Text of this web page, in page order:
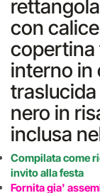
con
copertina
interno in
nero in
inclusa
Compilata come
invito alla festa
Fornita gia'